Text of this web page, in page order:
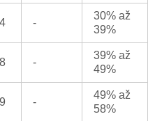
-
30% až
39%
-
39% až
49%
-
49% až
58%